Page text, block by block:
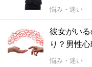
悩み・迷い
彼女がい
り？男性
悩み・迷い